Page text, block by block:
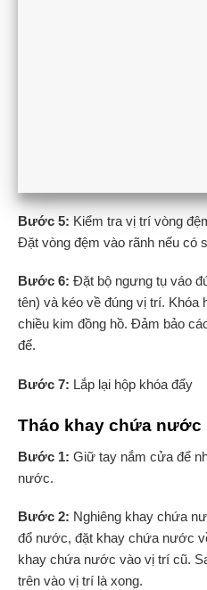
Bước 5: Kiểm tra vị trí vòng
Đặt vòng đệm vào rãnh nếu có
Bước 6: Đặt bộ ngưng tụ váo
tên) và kéo về đúng vị trí. Khóa
chiều kim đồng hồ. Đảm bảo
đế.
Bước 7: Lắp lại hộp khóa đẩy
Tháo khay chứa nước
Bước 1: Giữ tay nắm cửa để
nước.
Bước 2: Nghiêng khay chứa
đổ nước, đặt khay chứa nước
khay chứa nước vào vị trí cũ.
trên vào vị trí là xong.